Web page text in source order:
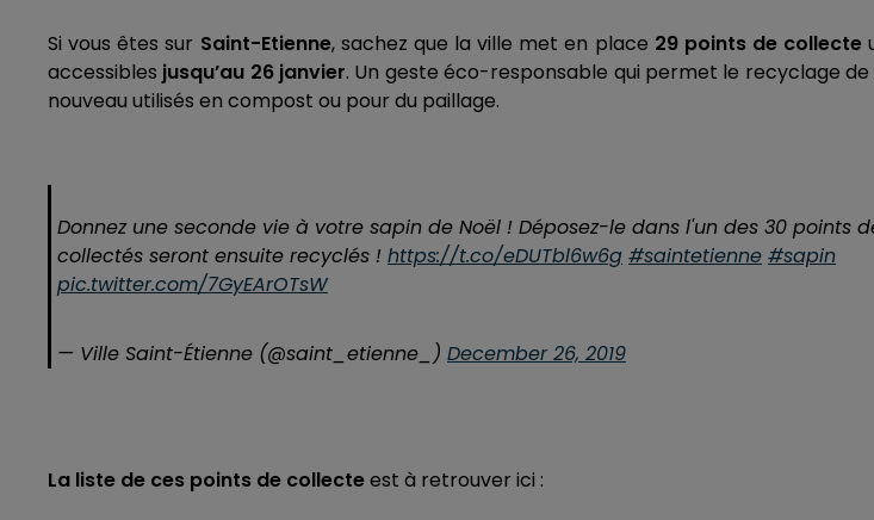
Si vous êtes sur Saint-Etienne, sachez que la ville met en place 29 points de collecte
accessibles jusqu’au 26 janvier. Un geste éco-responsable qui permet le recyclage
nouveau utilisés en compost ou pour du paillage.
Donnez une seconde vie à votre sapin de Noël ! Déposez-le dans l'un des 30 points
collectés seront ensuite recyclés ! https://t.co/eDUTbl6w6g #saintetienne #sapin
pic.twitter.com/7GyEArOTsW
— Ville Saint-Étienne (@saint_etienne_) December 26, 2019
La liste de ces points de collecteest à retrouver ici :